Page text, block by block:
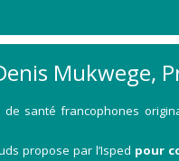
Mukwege,
santé francophones
propose par l’Isped pour